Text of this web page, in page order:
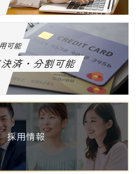
可能
済・分割可能
採用情報